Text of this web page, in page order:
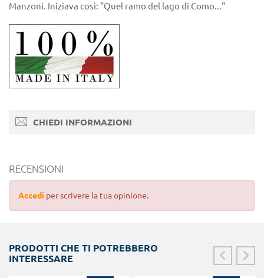
Manzoni. Iniziava così: "Quel ramo del lago di Como..."
CHIEDI INFORMAZIONI
RECENSIONI
Accedi per scrivere la tua opinione.
PRODOTTI CHE TI POTREBBERO
INTERESSARE